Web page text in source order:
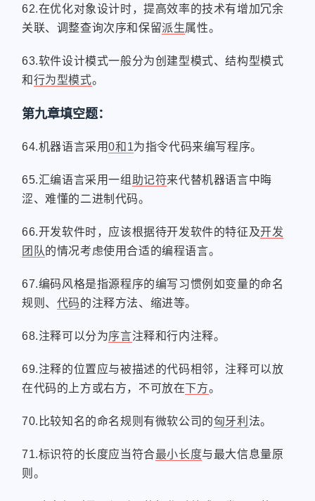
62.在优化对象设计时，提高效率的技术有增加冗余
关联、调整查询次序和保留派生属性。
63.软件设计模式一般分为创建型模式、结构型模式
和行为型模式。
第九章填空题：
64.机器语言采用0和1为指令代码来编写程序。
65.汇编语言采用一组 助记符来代替机器语言中晦
涩、难懂的二进制代码。
66.开发软件时，应该根据待开发软件的特征及开发
团队的情况考虑使用合适的编程语言。
67.编码风格是指源程序的编写习惯例如变量的命名
规则、 代码的注释方法、缩进等。
68.注释可以分为序言注释和行内注释。
69.注释的位置应与被描述的代码相邻，注释可以放
在代码的上方或右方，不可放在下方。
70.比较知名的命名规则有微软公司的匈牙利 法。
71.标识符的长度应当符合最小长度与最大信息量原
则。